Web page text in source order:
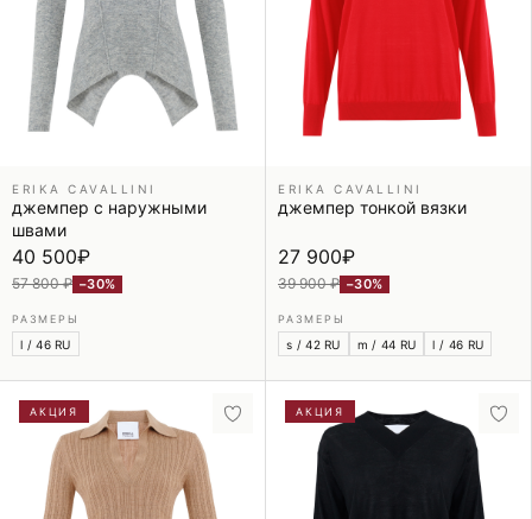
ERIKA CAVALLINI
джемпер с наружными
швами
40 500₽
57 800 ₽ −30%
РАЗМЕРЫ
l / 46 RU
ERIKA CAVALLINI
джемпер тонкой вязки
27 900₽
39 900 ₽ −30%
РАЗМЕРЫ
s / 42 RU m / 44 RU l / 46 RU
АКЦИЯ АКЦИЯ